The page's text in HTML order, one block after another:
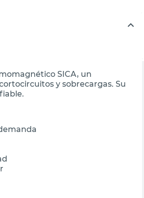
SICA, un
y sobrecargas. Su